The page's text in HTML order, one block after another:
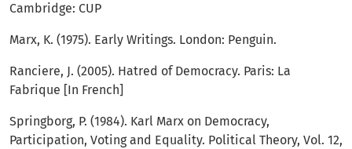
Cambridge: CUP
Marx, K. (1975). Early Writings. London: Penguin.
Ranciere, J. (2005). Hatred of Democracy. Paris: La
Fabrique [In French]
Springborg, P. (1984). Karl Marx on Democracy,
Participation, Voting and Equality. Political Theory, Vol. 12,